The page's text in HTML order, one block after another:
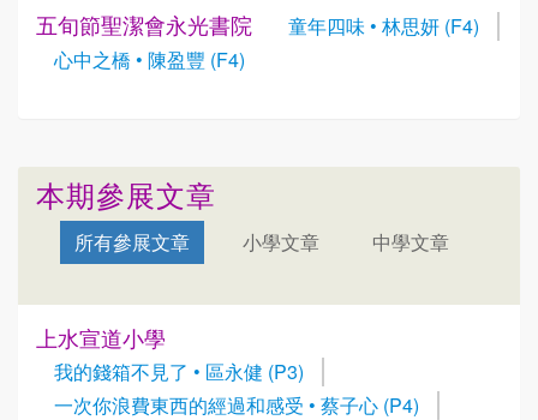
五旬節聖潔會永光書院
童年四味 • 林思妍 (F4)
心中之橋 • 陳盈豐 (F4)
本期參展文章
所有參展文章 小學文章 中學文章
上水宣道小學
我的錢箱不見了 • 區永健 (P3)
一次你浪費東西的經過和感受 • 蔡子心 (P4)